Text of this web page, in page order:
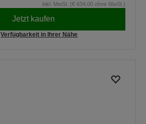
inkl. MwSt. (€ 634,00 ohne MwSt.)
Jetzt kaufen
Verfügbarkeit in Ihrer Nähe